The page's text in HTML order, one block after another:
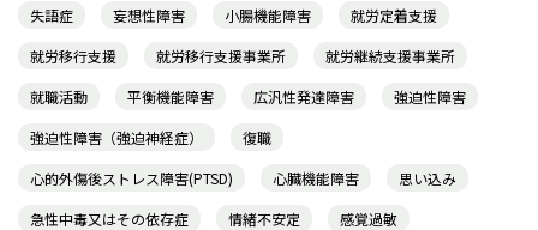
失語症
妄想性障害 小腸機能障害
就労定着支援
就労移行支援
就労移行支援事業所
就労継続支援事業所
就職活動
平衡機能障害 広汎性発達障害
強迫性障害
強迫性障害（強迫神経症）
復職
心的外傷後ストレス障害(PTSD)
心臓機能障害
思い込み
急性中毒又はその依存症
情緒不安定
感覚過敏